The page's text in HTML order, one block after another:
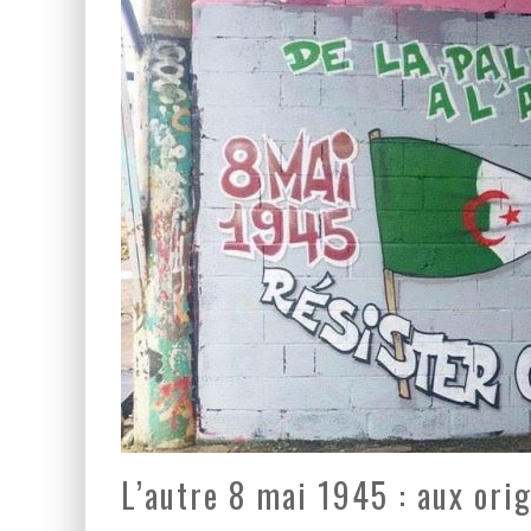
LA GUERRE SIONISTE,
LA BANALITÉ DU MAL
L’autre 8 mai 1945 : aux